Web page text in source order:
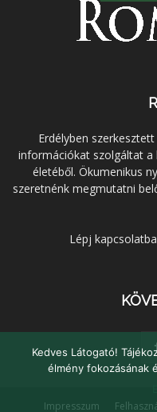
Erdélyben
információkat szolgáltat a
életéből. Ökumenikus
szeretnénk megmutatni
Lépj
Impresszum
Kedves Látogató!
élmény fokozásának